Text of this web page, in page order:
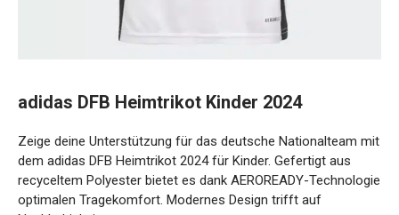
mit dem adidas DFB Heimtrikot 2024 für Kinder. Gefertigt
aus recyceltem Polyester bietet es dank AEROREADY-
Technologie optimalen Tragekomfort. Modernes Design
trifft auf Nachhaltigkeit.